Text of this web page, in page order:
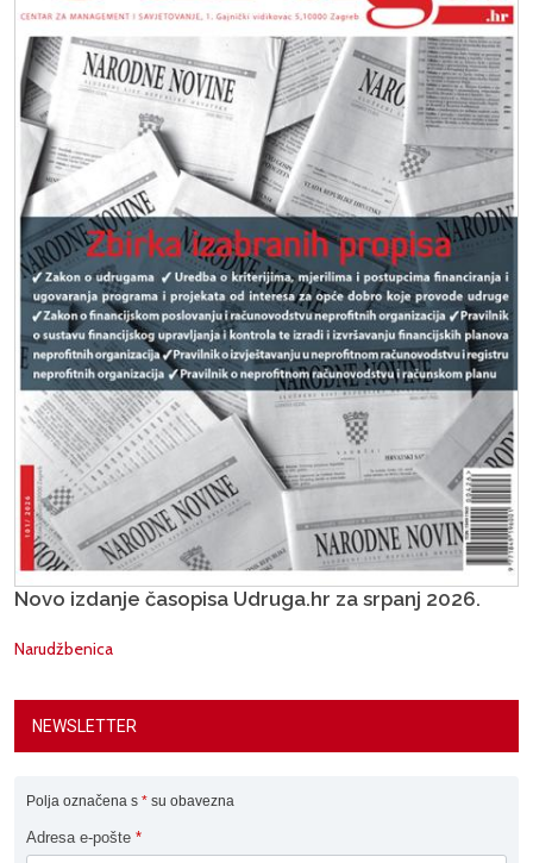
Novo izdanje časopisa Udruga.hr za srpanj 2026.
Narudžbenica
NEWSLETTER
Polja označena s * su obavezna
Adresa e-pošte *